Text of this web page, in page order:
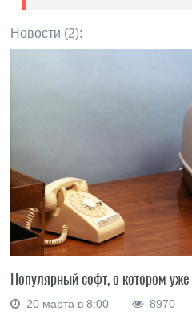
Новости (2):
Популярный софт, о котором
20 марта в 8:00 8970